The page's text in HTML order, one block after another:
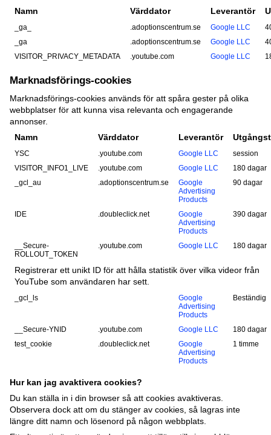
Namn
Värddator Leverantör
_ga_ .adoptionscentrum.se Google LLC
_ga
.adoptionscentrum.se Google LLC
VISITOR_PRIVACY_METADATA
.youtube.com Google LLC
Marknadsförings-cookies
Marknadsförings-cookies används för att spåra gester på olika
webbplatser för att kunna visa relevanta och engagerande
annonser.
Namn
Värddator Leverantör
YSC .youtube.com Google LLC
session
VISITOR_INFO1_LIVE
.youtube.com Google LLC
180 dagar
_gcl_au
.adoptionscentrum.se
Google
Advertising
Products
90 dagar
IDE .doubleclick.net
Google
Advertising
Products
390 dagar
__Secure-
ROLLOUT_TOKEN
.youtube.com Google LLC 180 dagar
Registrerar ett unikt ID för att hålla statistik över vilka videor från
YouTube som användaren har sett.
_gcl_ls
Google
Advertising
Products
Beständig
__Secure-YNID .youtube.com Google LLC
180 dagar
test_cookie
.doubleclick.net
Google
Advertising
Products
1 timme
Hur kan jag avaktivera cookies?
Du kan ställa in i din browser så att cookies avaktiveras.
Observera dock att om du stänger av cookies, så lagras inte
längre ditt namn och lösenord på någon webbplats.